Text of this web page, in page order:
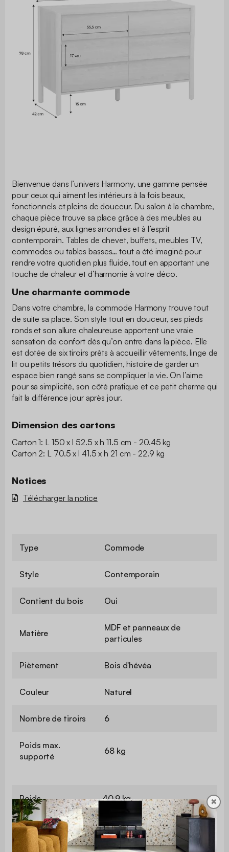
Bienvenue dans l’univers Harmony, une gamme pensée
pour ceux qui aiment les intérieurs à la fois beaux,
fonctionnels et pleins de douceur. Du salon à la chambre,
chaque pièce trouve sa place grâce à des meubles au
design épuré, aux lignes arrondies et à l’esprit
contemporain. Tables de chevet, buffets, meubles TV,
commodes ou tables basses… tout a été imaginé pour
rendre votre quotidien plus fluide, tout en apportant une
touche de chaleur et d’harmonie à votre déco.
Une charmante commode
Dans votre chambre, la commode Harmony trouve tout
de suite sa place. Son style tout en douceur, ses pieds
ronds et son allure chaleureuse apportent une vraie
sensation de confort dès qu’on entre dans la pièce. Elle
est dotée de six tiroirs prêts à accueillir vêtements, linge de
lit ou petits trésors du quotidien, histoire de garder un
espace bien rangé sans se compliquer la vie. On l’aime
pour sa simplicité, son côté pratique et ce petit charme qui
fait la différence jour après jour.
Dimension des cartons
Carton 1: L 150 x l 52.5 x h 11.5 cm - 20.45 kg
Carton 2: L 70.5 x l 41.5 x h 21 cm - 22.9 kg
Notices
Télécharger la notice
Type Commode
Style Contemporain
Contient du bois Oui
Matière
MDF et panneaux de
particules
Piètement Bois d'hévéa
Couleur Naturel
Nombre de tiroirs 6
Poids max.
supporté
68 kg
Poids 40,9 kg
Utilisation Intérieur
✖